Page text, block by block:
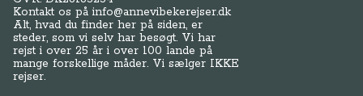
Kontakt os påinfo@annevibekerejser.dk
Alt, hvad du finder her på siden, er
steder, som vi selv har besøgt. Vi har
rejst i over 25 år i over 100 lande på
mange forskellige måder. Vi sælger IKKE
rejser.